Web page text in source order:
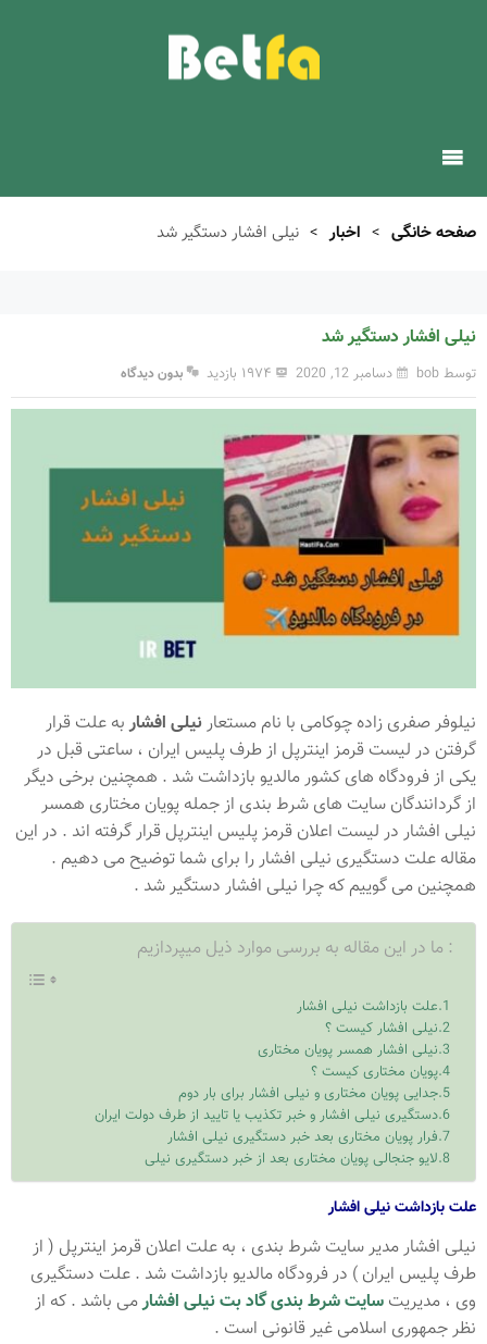
صفحه خانگی > اخبار > نیلی افشار دستگیر شد
نیلی افشار دستگیر شد
توسط bob دسامبر 12, 2020 ۱۹۷۴ بازدید بدون دیدگاه
نیلوفر صفری زاده چوکامی با نام مستعارنیلی افشاربه علت قرار
گرفتن در لیست قرمز اینترپل از طرف پلیس ایران ، ساعتی قبل در
یکی از فرودگاه های کشور مالدیو بازداشت شد . همچنین برخی دیگر
از گردانندگان سایت های شرط بندی از جمله پویان مختاری همسر
نیلی افشار در لیست اعلان قرمز پلیس اینترپل قرار گرفته اند . در این
مقاله علت دستگیری نیلی افشار را برای شما توضیح می دهیم .
همچنین می گوییم که چرا نیلی افشار دستگیر شد .
ما در این مقاله به بررسی موارد ذیل میپردازیم :
علت بازداشت نیلی افشار
نیلی افشار کیست ؟
نیلی افشار همسر پویان مختاری
پویان مختاری کیست ؟
جدایی پویان مختاری و نیلی افشار برای بار دوم
دستگیری نیلی افشار و خبر تکذیب یا تایید از طرف دولت ایران
فرار پویان مختاری بعد خبر دستگیری نیلی افشار
لایو جنجالی پویان مختاری بعد از خبر دستگیری نیلی
علت بازداشت نیلی افشار
نیلی افشار مدیر سایت شرط بندی ، به علت اعلان قرمز اینترپل ( از
طرف پلیس ایران ) در فرودگاه مالدیو بازداشت شد . علت دستگیری
وی ، مدیریت سایت شرط بندی گاد بت نیلی افشارمی باشد . که از
نظر جمهوری اسلامی غیر قانونی است .